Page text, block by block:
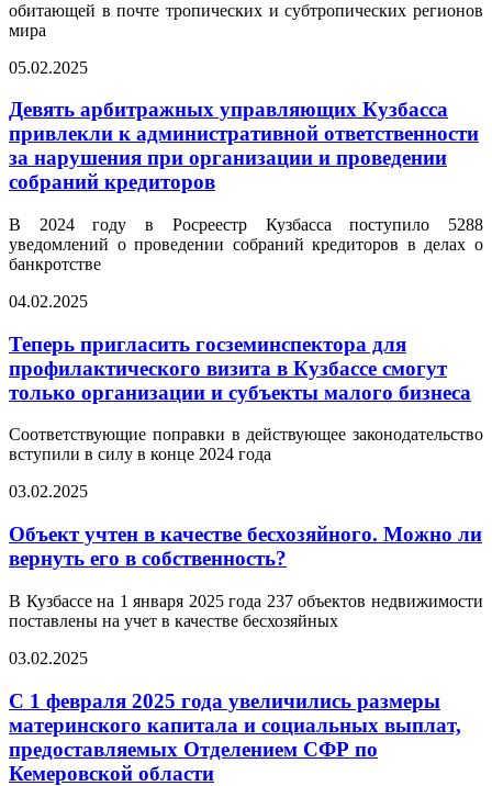
обитающей в почте тропических и субтропических регионов
мира
05.02.2025
Девять арбитражных управляющих Кузбасса
привлекли к административной ответственности
за нарушения при организации и проведении
собраний кредиторов
В 2024 году в Росреестр Кузбасса поступило 5288
уведомлений о проведении собраний кредиторов в делах о
банкротстве
04.02.2025
Теперь пригласить госземинспектора для
профилактического визита в Кузбассе смогут
только организации и субъекты малого бизнеса
Соответствующие поправки в действующее законодательство
вступили в силу в конце 2024 года
03.02.2025
Объект учтен в качестве бесхозяйного. Можно ли
вернуть его в собственность?
В Кузбассе на 1 января 2025 года 237 объектов недвижимости
поставлены на учет в качестве бесхозяйных
03.02.2025
С 1 февраля 2025 года увеличились размеры
материнского капитала и социальных выплат,
предоставляемых Отделением СФР по
Кемеровской области